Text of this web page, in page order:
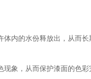
内的水份释放出，从而长
象，从而保护漆面的色彩